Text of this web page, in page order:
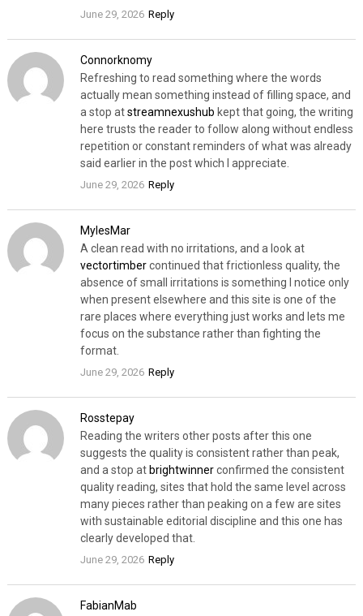
June 29, 2026 Reply
Connorknomy
Refreshing to read something where the words
actually mean something instead of filling space, and
a stop atstreamnexushub kept that going, the writing
here trusts the reader to follow along without endless
repetition or constant reminders of what was already
said earlier in the post which I appreciate.
June 29, 2026 Reply
MylesMar
A clean read with no irritations, and a look at
vectortimbercontinued that frictionless quality, the
absence of small irritations is something I notice only
when present elsewhere and this site is one of the
rare places where everything just works and lets me
focus on the substance rather than fighting the
format.
June 29, 2026 Reply
Rosstepay
Reading the writers other posts after this one
suggests the quality is consistent rather than peak,
and a stop at brightwinnerconfirmed the consistent
quality reading, sites that hold the same level across
many pieces rather than peaking on a few are sites
with sustainable editorial discipline and this one has
clearly developed that.
June 29, 2026 Reply
FabianMab